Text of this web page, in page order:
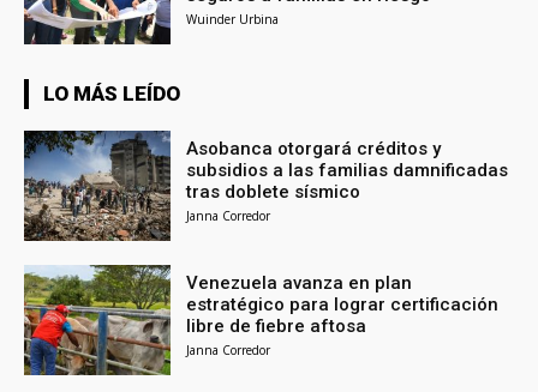
Wuinder Urbina
LO MÁS LEÍDO
Asobanca otorgará créditos y
subsidios a las familias damnificadas
tras doblete sísmico
Janna Corredor
Venezuela avanza en plan
estratégico para lograr certificación
libre de fiebre aftosa
Janna Corredor